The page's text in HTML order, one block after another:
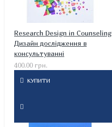
Research Design in Counseling
Дизайн дослідження в
консультуванні
400.00 грн.
КУПИТИ